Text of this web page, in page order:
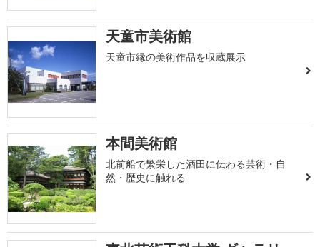
天童市美術館
天童市縁の美術作品を収蔵展示
本間美術館
北前船で繁栄した酒田に伝わる芸術・自
然・歴史に触れる